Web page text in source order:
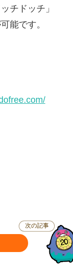
チドッチ」
能です。
次の記事